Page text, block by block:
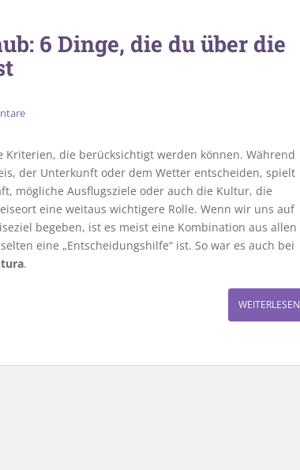
6 Dinge, die du über die
Kriterien, die berücksichtigt werden können. Während
der Unterkunft oder dem Wetter entscheiden, spielt
mögliche Ausflugsziele oder auch die Kultur, die
eine weitaus wichtigere Rolle. Wenn wir uns auf
begeben, ist es meist eine Kombination aus allen
eine „Entscheidungshilfe“ ist. So war es auch bei
.
WEITERLESEN